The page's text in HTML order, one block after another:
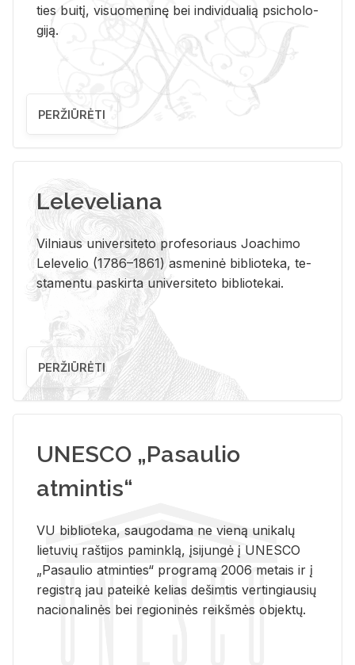
ties bui­tį, vi­suo­me­ni­nę bei in­di­vi­dua­lią psi­cho­lo­
gi­ją.
PERŽIŪRĖTI
Leleveliana
Vil­niaus uni­ver­si­te­to pro­fe­so­riaus Jo­a­chi­mo
Le­le­ve­lio (1786–1861) as­me­ni­nė bi­b­lio­te­ka, te­
sta­men­tu pa­skir­ta uni­ver­si­te­to bi­b­lio­te­kai.
PERŽIŪRĖTI
UNESCO „Pasaulio
atmintis“
VU biblioteka, saugodama ne vieną unikalų
lietuvių raštijos paminklą, įsijungė į UNESCO
„Pasaulio atminties“ programą 2006 metais ir į
registrą jau pateikė kelias dešimtis vertingiausių
nacionalinės bei regioninės reikšmės objektų.